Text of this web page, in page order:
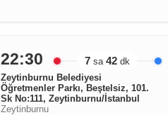
22:30
Zeytinburnu Belediyesi
Öğretmenler Parkı, Beştelsiz, 101.
Sk No:111, Zeytinburnu/İstanbul
Zeytinburnu
7 sa 42 dk